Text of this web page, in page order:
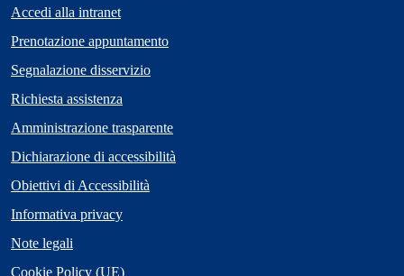
Accedi alla intranet
Prenotazione appuntamento
Segnalazione disservizio
Richiesta assistenza
Amministrazione trasparente
Dichiarazione di accessibilità
Obiettivi di Accessibilità
Informativa privacy
Note legali
Cookie Policy (UE)